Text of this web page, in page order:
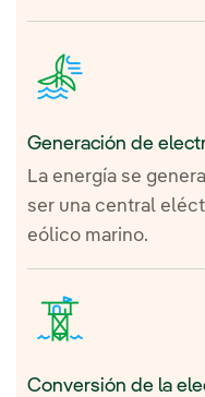
Generación de
La energía se
ser una central
eólico marino.
Conversión de la